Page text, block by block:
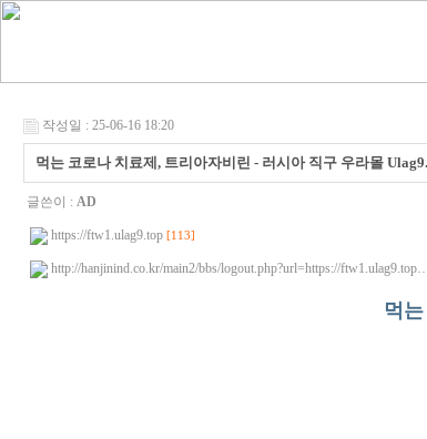
작성일 : 25-06-16 18:20
먹는 코로나 치료제, 트리아자비린 - 러시아 직구 우라몰
글쓴이 : AD
https://ftw1.ulag9.top [113]
http://hanjinind.co.kr/main2/bbs/logout.php?url=https://
먹